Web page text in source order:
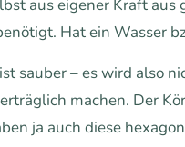
aus eigener Kraft
Hat ein Wasser
sauber – es wird also
machen. Der
ja auch diese